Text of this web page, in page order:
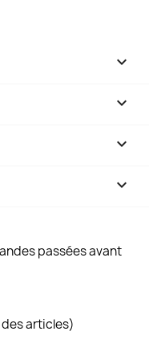



keyboard_arrow_down
passées avant
articles)